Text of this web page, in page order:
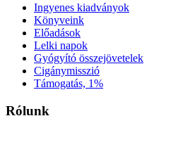
Ingyenes kiadványok
Könyveink
Előadások
Lelki napok
Gyógyító összejövetelek
Cigánymisszió
Támogatás, 1%
Rólunk